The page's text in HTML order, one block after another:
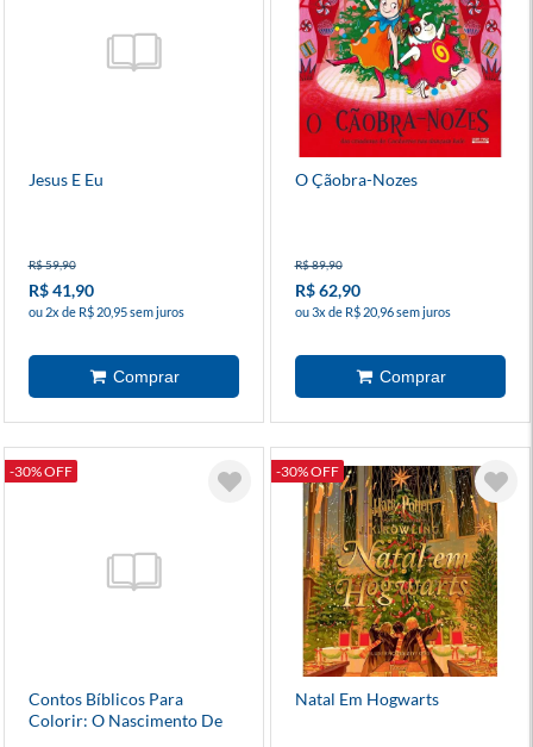
Jesus E Eu
R$ 59,90
R$ 41,90
ou 2x de R$ 20,95 sem juros
O Çãobra-Nozes
R$ 89,90
R$ 62,90
ou 3x de R$ 20,96 sem juros
-30% OFF
Contos Bíblicos Para
Colorir: O Nascimento De
-30% OFF
Natal Em Hogwarts